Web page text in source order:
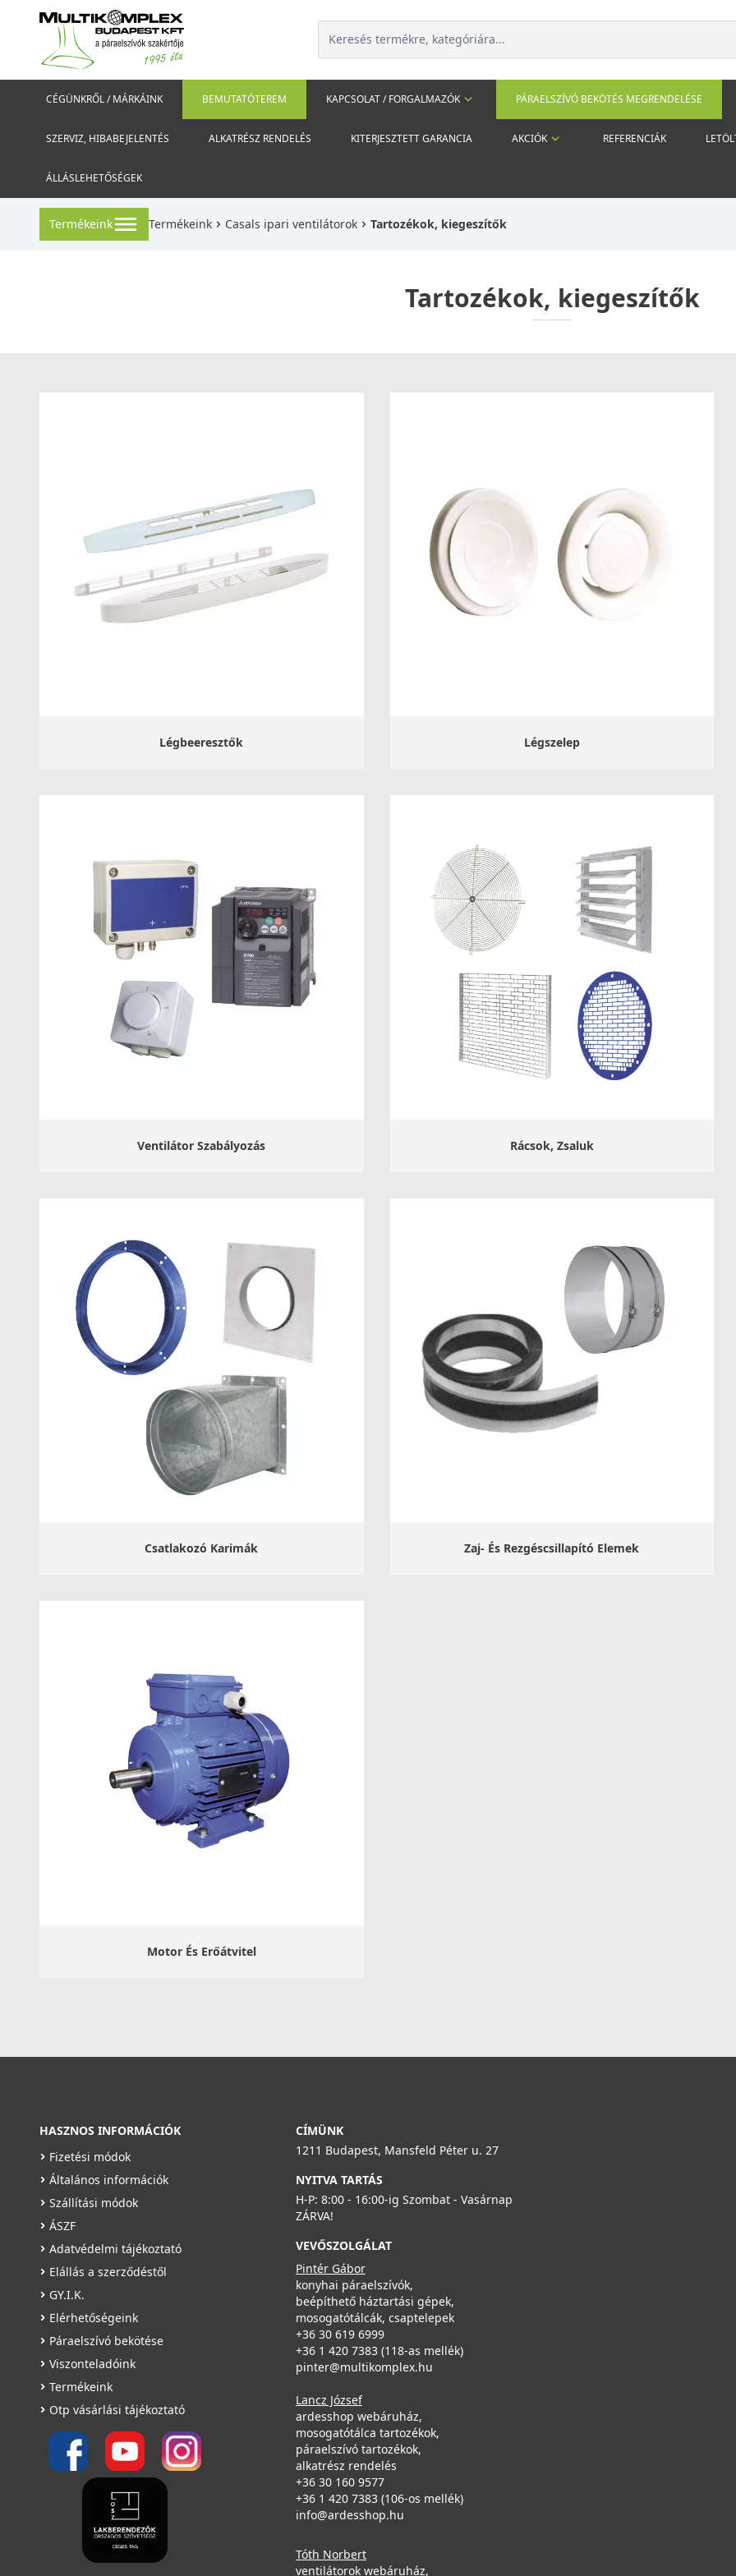
CÉGÜNKRŐL / MÁRKÁINK BEMUTATÓTEREM KAPCSOLAT / FORGALMAZÓK PÁRAELSZÍVÓ BEKÖTÉS MEGRENDELÉSE
SZERVIZ, HIBABEJELENTÉS ALKATRÉSZ RENDELÉS KITERJESZTETT GARANCIA AKCIÓK REFERENCIÁK
ÁLLÁSLEHETŐSÉGEK
Termékeink Termékeink Casals ipari ventilátorok Tartozékok, kiegeszítők
Tartozékok, kiegeszítők
Légbeeresztők Légszelep
Ventilátor Szabályozás Rácsok, Zsaluk
Csatlakozó Karimák Zaj- És Rezgéscsillapító Elemek
Motor És Erőátvitel
HASZNOS INFORMÁCIÓK
Fizetési módok
Általános információk
Szállítási módok
ÁSZF
Adatvédelmi tájékoztató
Elállás a szerződéstől
GY.I.K.
Elérhetőségeink
Páraelszívó bekötése
Viszonteladóink
Termékeink
Otp vásárlási tájékoztató
CÍMÜNK
1211 Budapest, Mansfeld Péter u. 27
NYITVA TARTÁS
H-P: 8:00 - 16:00-ig Szombat - Vasárnap
ZÁRVA!
VEVŐSZOLGÁLAT
Pintér Gábor
konyhai páraelszívók,
beépíthető háztartási gépek,
mosogatótálcák, csaptelepek
+36 30 619 6999
+36 1 420 7383 (118-as mellék)
pinter@multikomplex.hu
Lancz József
ardesshop webáruház,
mosogatótálca tartozékok,
páraelszívó tartozékok,
alkatrész rendelés
+36 30 160 9577
+36 1 420 7383 (106-os mellék)
info@ardesshop.hu
Tóth Norbert
ventilátorok webáruház,